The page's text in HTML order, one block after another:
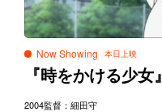
Now Showing
『時をかける少女』
2004監督：細田守